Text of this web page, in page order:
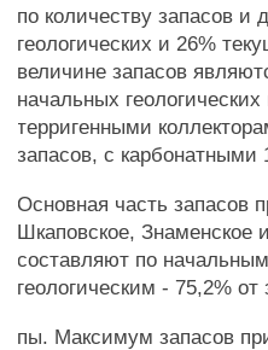
по количеству запасов
геологических и 26%
величине запасов
начальных
терригенными
запасов, с карбонатными
Основная часть запасов
Шкаповское, Знаменское
составляют по
геологическим - 75,2% от
пы. Максимум запасов